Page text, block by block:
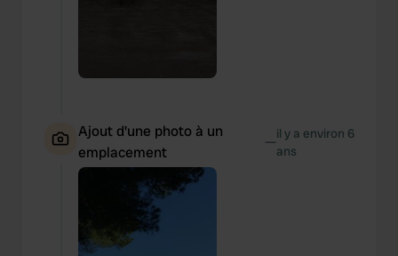
Ajout d'une photo à un
emplacement
—il y a environ 6
ans